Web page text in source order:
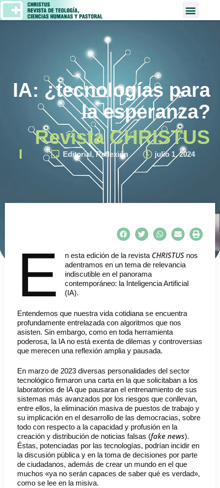
IA: ¿tecnologías para
la esperanza?
Revista CHRISTUS
Editorial,Reflexión julio 1, 2024
E n esta edición de la revista CHRISTUSnos
adentramos en un tema de relevancia
indiscutible en el panorama
contemporáneo: la Inteligencia Artificial
(IA).
Entendemos que nuestra vida cotidiana se encuentra
profundamente entrelazada con algoritmos que nos
asisten. Sin embargo, como en toda herramienta
poderosa, la IA no está exenta de dilemas y controversias
que merecen una reflexión amplia y pausada.
En marzo de 2023 diversas personalidades del sector
tecnológico firmaron una carta en la que solicitaban a los
laboratorios de IA que pausaran el entrenamiento de sus
sistemas más avanzados por los riesgos que conllevan,
entre ellos, la eliminación masiva de puestos de trabajo y
su implicación en el desarrollo de las democracias, sobre
todo con respecto a la capacidad y profusión en la
creación y distribución de noticias falsas (fake news).
Éstas, potenciadas por las tecnologías, podrían incidir en
la discusión pública y en la toma de decisiones por parte
de ciudadanos, además de crear un mundo en el que
muchos «ya no serán capaces de saber qué es verdad»,
como se lee en la misiva.